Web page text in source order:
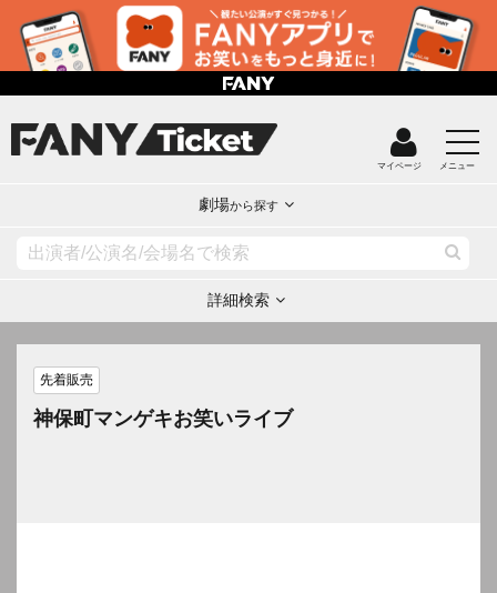
マイページ メニュー
劇場から探す
詳細検索
先着販売
神保町マンゲキお笑いライブ